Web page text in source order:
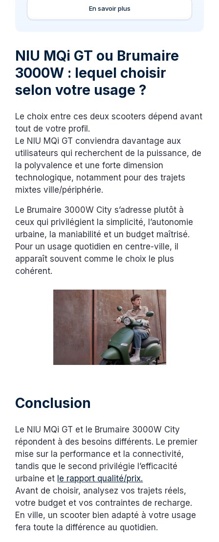
En savoir plus
NIU MQi GT ou Brumaire
3000W : lequel choisir
selon votre usage ?
Le choix entre ces deux scooters dépend avant
tout de votre profil.
Le NIU MQi GT conviendra davantage aux
utilisateurs qui recherchent de la puissance, de
la polyvalence et une forte dimension
technologique, notamment pour des trajets
mixtes ville/périphérie.
Le Brumaire 3000W City s’adresse plutôt à
ceux qui privilégient la simplicité, l’autonomie
urbaine, la maniabilité et un budget maîtrisé.
Pour un usage quotidien en centre-ville, il
apparaît souvent comme le choix le plus
cohérent.
Conclusion
Le NIU MQi GT et le Brumaire 3000W City
répondent à des besoins différents. Le premier
mise sur la performance et la connectivité,
tandis que le second privilégie l’efficacité
urbaine et le rapport qualité/prix.
Avant de choisir, analysez vos trajets réels,
votre budget et vos contraintes de recharge.
En ville, un scooter bien adapté à votre usage
fera toute la différence au quotidien.